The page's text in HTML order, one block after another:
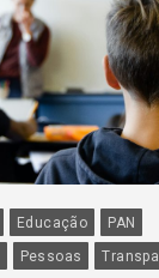
Educação
PAN
Pessoas